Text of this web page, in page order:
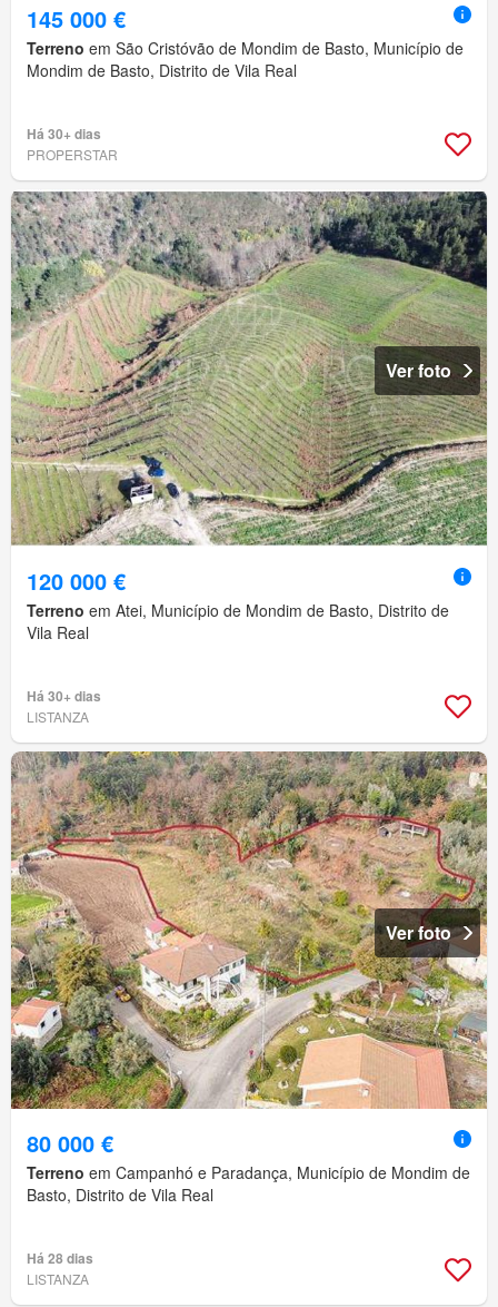
145 000 €
Terreno em São Cristóvão de Mondim de Basto, Município de
Mondim de Basto, Distrito de Vila Real
Há 30+ dias
PROPERSTAR
Ver foto
120 000 €
Terreno em Atei, Município de Mondim de Basto, Distrito de
Vila Real
Há 30+ dias
LISTANZA
Ver foto
80 000 €
Terreno em Campanhó e Paradança, Município de Mondim de
Basto, Distrito de Vila Real
Há 28 dias
LISTANZA